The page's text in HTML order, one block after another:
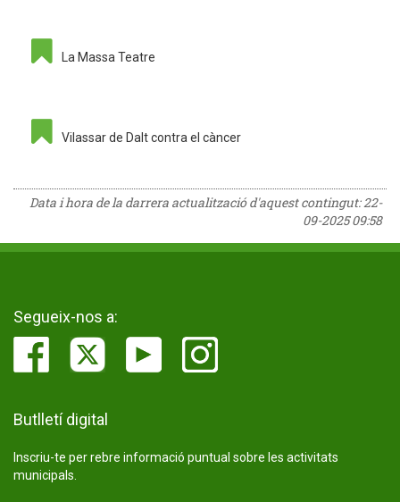
La Massa Teatre
Vilassar de Dalt contra el càncer
Data i hora de la darrera actualització d'aquest contingut:22-
09-2025 09:58
Segueix-nos a:
Butlletí digital
Inscriu-te per rebre informació puntual sobre les activitats
municipals.